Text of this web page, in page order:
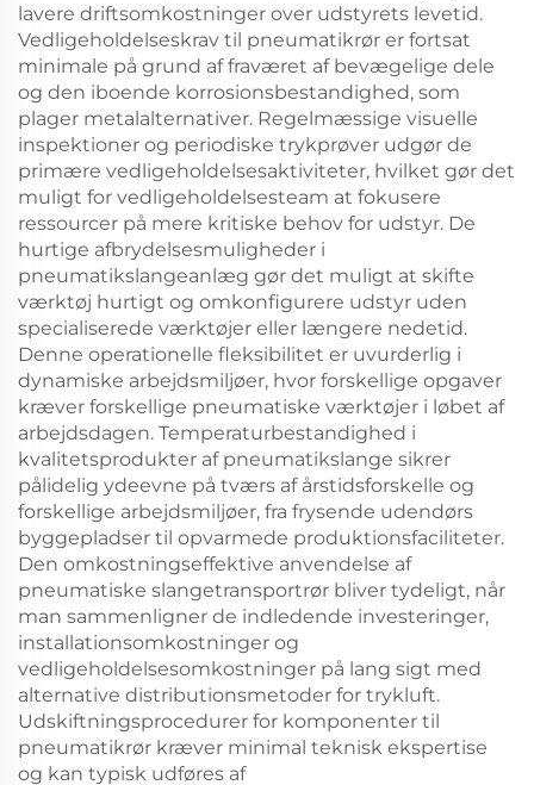
lavere driftsomkostninger over udstyrets levetid.
Vedligeholdelseskrav til pneumatikrør er fortsat
minimale på grund af fraværet af bevægelige dele
og den iboende korrosionsbestandighed, som
plager metalalternativer. Regelmæssige visuelle
inspektioner og periodiske trykprøver udgør de
primære vedligeholdelsesaktiviteter, hvilket gør det
muligt for vedligeholdelsesteam at fokusere
ressourcer på mere kritiske behov for udstyr. De
hurtige afbrydelsesmuligheder i
pneumatikslangeanlæg gør det muligt at skifte
værktøj hurtigt og omkonfigurere udstyr uden
specialiserede værktøjer eller længere nedetid.
Denne operationelle fleksibilitet er uvurderlig i
dynamiske arbejdsmiljøer, hvor forskellige opgaver
kræver forskellige pneumatiske værktøjer i løbet af
arbejdsdagen. Temperaturbestandighed i
kvalitetsprodukter af pneumatikslange sikrer
pålidelig ydeevne på tværs af årstidsforskelle og
forskellige arbejdsmiljøer, fra frysende udendørs
byggepladser til opvarmede produktionsfaciliteter.
Den omkostningseffektive anvendelse af
pneumatiske slangetransportrør bliver tydeligt, når
man sammenligner de indledende investeringer,
installationsomkostninger og
vedligeholdelsesomkostninger på lang sigt med
alternative distributionsmetoder for trykluft.
Udskiftningsprocedurer for komponenter til
pneumatikrør kræver minimal teknisk ekspertise
og kan typisk udføres af